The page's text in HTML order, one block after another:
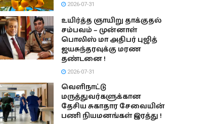
2026-07-31
உயிர்த்த ஞாயிறு தாக்குதல்
சம்பவம் – முன்னாள்
பொலிஸ் மா அதிபர் புஜித்
ஜயசுந்தரவுக்கு மரண
தண்டனை !
2026-07-31
வெளிநாட்டு
மருத்துவர்களுக்கான
தேசிய சுகாதார சேவையின்
பணி நியமனங்கள் இரத்து !